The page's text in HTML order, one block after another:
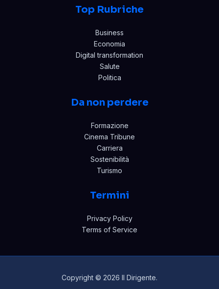
Top Rubriche
Business
Economia
Digital transformation
Salute
Politica
Da non perdere
Formazione
Cinema Tribune
Carriera
Sostenibilità
Turismo
Termini
Privacy Policy
Terms of Service
Copyright © 2026 Il Dirigente.